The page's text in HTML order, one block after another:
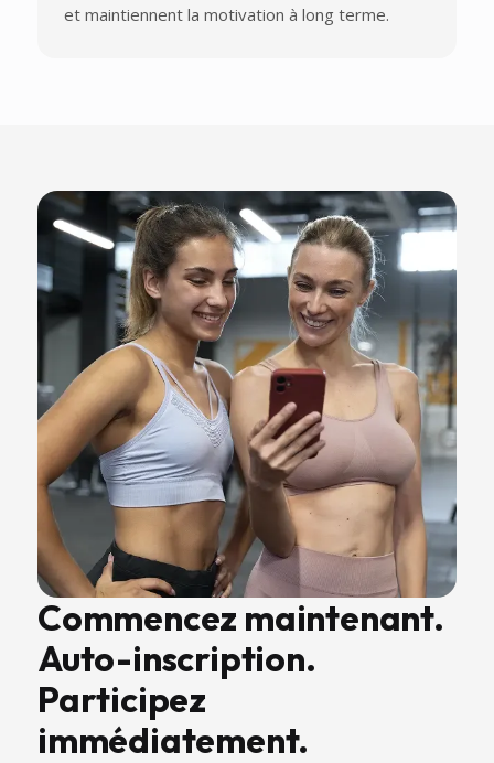
et maintiennent la motivation à long terme.
Commencez maintenant.
Auto-inscription.
Participez
immédiatement.